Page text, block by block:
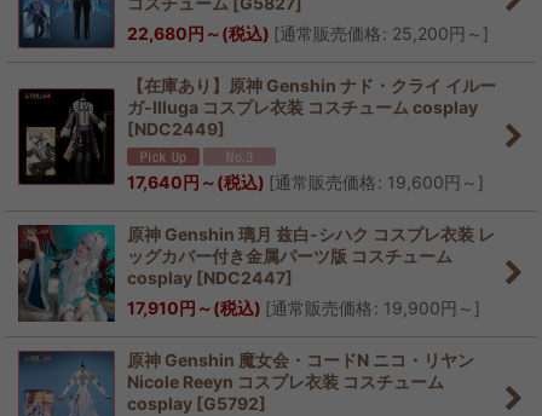
22,680円 ～(税込) [通常販売価格: 25,200円 ～ ]
【在庫あり】原神 Genshin ナド・クライ イルー
ガ-Illuga コスプレ衣装 コスチューム cosplay
[NDC2449]
17,640円 ～(税込) [通常販売価格: 19,600円 ～ ]
原神 Genshin 璃月 兹白-シハク コスプレ衣装 レ
ッグカバー付き金属パーツ版 コスチューム
cosplay [NDC2447]
17,910円 ～(税込) [通常販売価格: 19,900円 ～ ]
原神 Genshin 魔女会・コードN ニコ・リヤン
Nicole Reeyn コスプレ衣装 コスチューム
cosplay [G5792]